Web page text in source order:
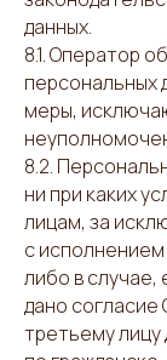
данных.
8.1. Оператор
персональных
меры,
8.2.
ни при каких
лицам, за
с
либо в случае,
дано согласие
третьему